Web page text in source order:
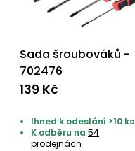
Sada šroubováků -
702476
139 Kč
Ihned k odeslání >10 ks
K odběru na 54
prodejnách